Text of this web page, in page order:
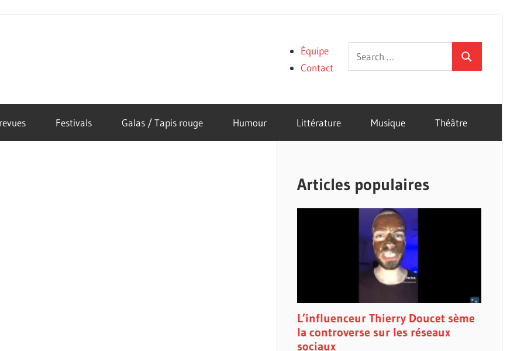
Search
for:
Search
Équipe
Contact
Festivals Galas / Tapis rouge Humour Littérature Musique Théâtre
Articles populaires